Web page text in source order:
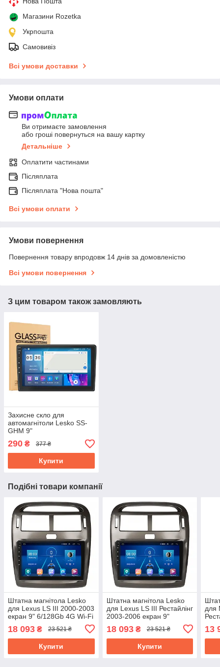
Магазини Rozetka
Укрпошта
Самовивіз
Всі умови доставки
Умови оплати
Ви отримаєте замовлення
або гроші повернуться на вашу картку
Детальніше
Оплатити частинами
Післяплата
Післяплата "Нова пошта"
Всі умови оплати
Умови повернення
Повернення товару впродовж 14 днів за домовленістю
Всі умови повернення
З цим товаром також замовляють
Захисне скло для
автомагнітоли Lesko SS-
GHM 9"
290 ₴ 377 ₴
Купити
Подібні товари компанії
Штатна магнітола Lesko
для Lexus LS III 2000-2003
екран 9" 6/128Gb 4G Wi-Fi
18 093 ₴ 23 521 ₴
Купити
Штатна магнітола Lesko
для Lexus LS III Рестайлінг
2003-2006 екран 9"
6/128Gb 4G Wi-Fi GPS Top
18 093₴ 23 521 ₴
Купити
для
Top
13